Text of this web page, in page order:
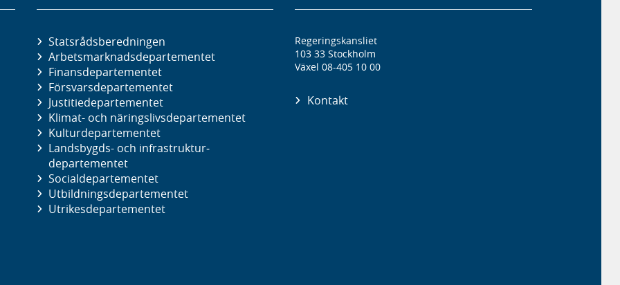
Statsrådsberedningen
Arbetsmarknads­departementet
Finans­departementet
Försvars­departementet
Justitie­departementet
Klimat- och näringslivs­departementet
Kultur­departementet
Landsbygds- och infrastruktur­
departementet
Social­departementet
Utbildnings­departementet
Utrikes­departementet
Regeringskansliet
103 33 Stockholm
Växel 08-405 10 00
Kontakt